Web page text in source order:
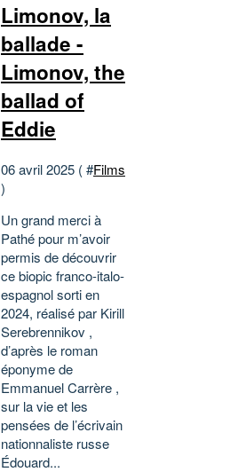
Limonov, la
ballade -
Limonov, the
ballad of
Eddie
06 avril 2025 ( #Films
)
Un grand merci à
Pathé pour m’avoir
permis de découvrir
ce biopic franco-italo-
espagnol sorti en
2024, réalisé par Kirill
Serebrennikov ,
d’après le roman
éponyme de
Emmanuel Carrère ,
sur la vie et les
pensées de l’écrivain
nationnaliste russe
Édouard...